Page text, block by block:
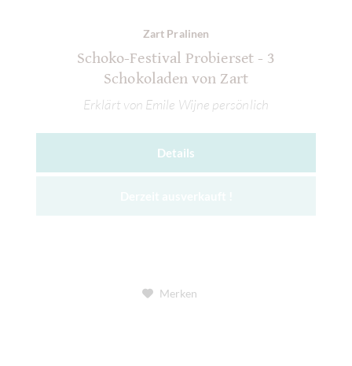
Zart Pralinen
Schoko-Festival Probierset - 3
Schokoladen von Zart
Erklärt von Emile Wijne persönlich
Details
Merken